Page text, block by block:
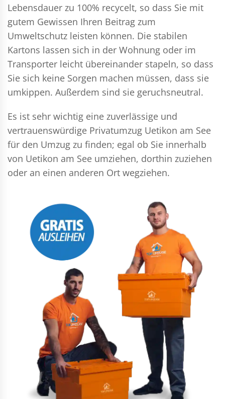
Lebensdauer zu 100% recycelt, so dass Sie mit
gutem Gewissen Ihren Beitrag zum
Umweltschutz leisten können. Die stabilen
Kartons lassen sich in der Wohnung oder im
Transporter leicht übereinander stapeln, so dass
Sie sich keine Sorgen machen müssen, dass sie
umkippen. Außerdem sind sie geruchsneutral.
Es ist sehr wichtig eine zuverlässige und
vertrauenswürdige Privatumzug Uetikon am See
für den Umzug zu finden; egal ob Sie innerhalb
von Uetikon am See umziehen, dorthin zuziehen
oder an einen anderen Ort wegziehen.